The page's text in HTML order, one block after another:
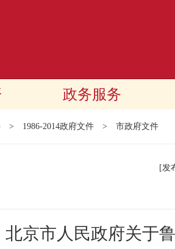
政务服务
> 1986-2014政府文件 > 市政府文件
[发
北京市人民政府关于